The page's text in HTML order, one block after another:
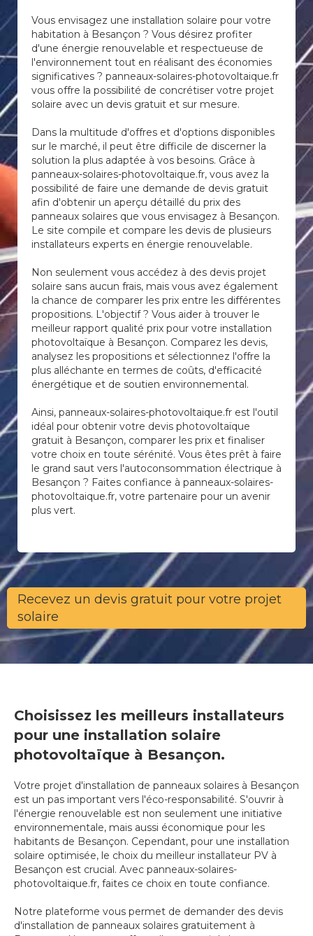
Vous envisagez une installation solaire pour votre
habitation à Besançon ? Vous désirez profiter
d'une énergie renouvelable et respectueuse de
l'environnement tout en réalisant des économies
significatives ? panneaux-solaires-photovoltaique.fr
vous offre la possibilité de concrétiser votre projet
solaire avec un devis gratuit et sur mesure.
Dans la multitude d'offres et d'options disponibles
sur le marché, il peut être difficile de discerner la
solution la plus adaptée à vos besoins. Grâce à
panneaux-solaires-photovoltaique.fr, vous avez la
possibilité de faire une demande de devis gratuit
afin d'obtenir un aperçu détaillé du prix des
panneaux solaires que vous envisagez à Besançon.
Le site compile et compare les devis de plusieurs
installateurs experts en énergie renouvelable.
Non seulement vous accédez à des devis projet
solaire sans aucun frais, mais vous avez également
la chance de comparer les prix entre les différentes
propositions. L'objectif ? Vous aider à trouver le
meilleur rapport qualité prix pour votre installation
photovoltaïque à Besançon. Comparez les devis,
analysez les propositions et sélectionnez l'offre la
plus alléchante en termes de coûts, d'efficacité
énergétique et de soutien environnemental.
Ainsi, panneaux-solaires-photovoltaique.fr est l'outil
idéal pour obtenir votre devis photovoltaïque
gratuit à Besançon, comparer les prix et finaliser
votre choix en toute sérénité. Vous êtes prêt à faire
le grand saut vers l'autoconsommation électrique à
Besançon ? Faites confiance à panneaux-solaires-
photovoltaique.fr, votre partenaire pour un avenir
plus vert.
Recevez un devis gratuit pour votre projet
solaire
Choisissez les meilleurs installateurs
pour une installation solaire
photovoltaïque à Besançon.
Votre projet d'installation de panneaux solaires à Besançon
est un pas important vers l'éco-responsabilité. S'ouvrir à
l'énergie renouvelable est non seulement une initiative
environnementale, mais aussi économique pour les
habitants de Besançon. Cependant, pour une installation
solaire optimisée, le choix du meilleur installateur PV à
Besançon est crucial. Avec panneaux-solaires-
photovoltaique.fr, faites ce choix en toute confiance.
Notre plateforme vous permet de demander des devis
d'installation de panneaux solaires gratuitement à